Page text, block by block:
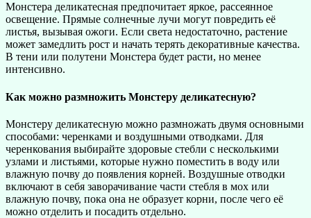
Монстера деликатесная предпочитает яркое, рассеянное
освещение. Прямые солнечные лучи могут повредить её
листья, вызывая ожоги. Если света недостаточно, растение
может замедлить рост и начать терять декоративные качества.
В тени или полутени Монстера будет расти, но менее
интенсивно.
Как можно размножить Монстеру деликатесную?
Монстеру деликатесную можно размножать двумя основными
способами: черенками и воздушными отводками. Для
черенкования выбирайте здоровые стебли с несколькими
узлами и листьями, которые нужно поместить в воду или
влажную почву до появления корней. Воздушные отводки
включают в себя заворачивание части стебля в мох или
влажную почву, пока она не образует корни, после чего её
можно отделить и посадить отдельно.